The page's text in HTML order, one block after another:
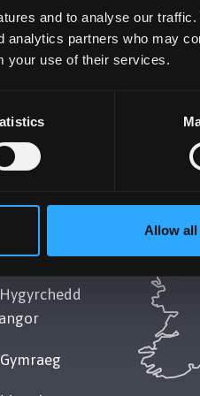
and to analyse our
analytics partners who may
your use of their services.
Allow all
Modern 2015